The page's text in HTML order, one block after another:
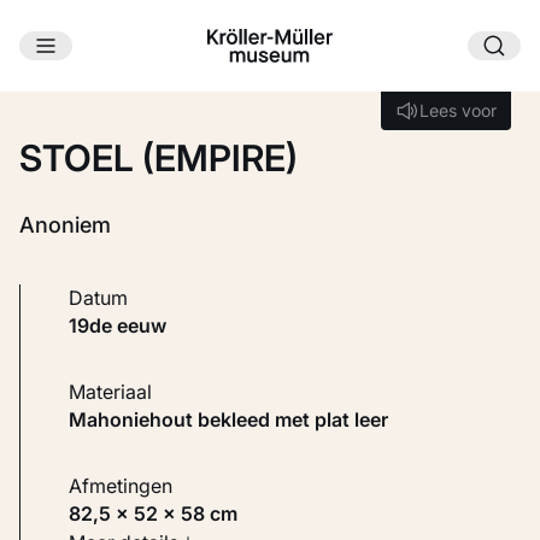
Ga naar hoofdinhoud
Lees voor
Lees voor
STOEL (EMPIRE)
Anoniem
Datum
19de eeuw
Materiaal
Mahoniehout bekleed met plat leer
Afmetingen
82,5 × 52 × 58 cm